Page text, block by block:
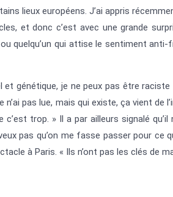
lieux européens. J’ai appris
et donc c’est avec une grande
quelqu’un qui attise le sentiment anti-
génétique, je ne peux pas être
pas lue, mais qui existe, ça vient de
trop. » Il a par ailleurs signalé qu’il
pas qu’on me fasse passer pour ce
à Paris. « Ils n’ont pas les clés de